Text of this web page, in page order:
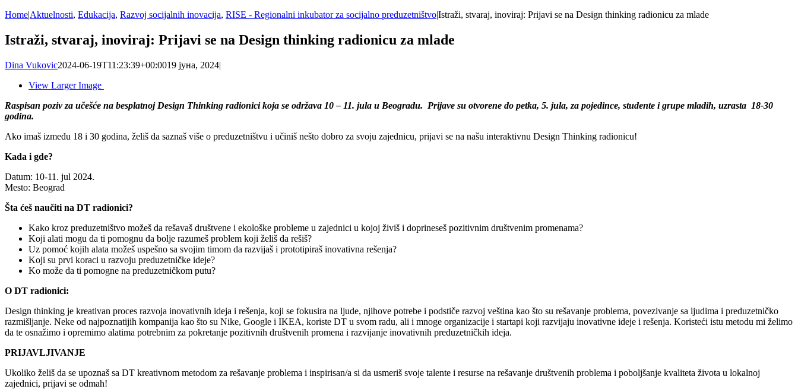
Home|Aktuelnosti, Edukacija, Razvoj socijalnih inovacija, RISE - Regionalni inkubator za socijalno preduzetništvo|Istraži, stvaraj, inoviraj: Prijavi se na Design thinking radionicu za mlade
Istraži, stvaraj, inoviraj: Prijavi se na Design thinking radionicu za mlade
Dina Vukovic2024-06-19T11:23:39+00:0019 јуна, 2024|
View Larger Image
Raspisan poziv za učešće na besplatnoj Design Thinking radionici koja se održava 10 – 11. jula u Beogradu. Prijave su otvorene do petka, 5. jula, za pojedince, studente i grupe mladih, uzrasta 18-30
godina.
Ako imaš između 18 i 30 godina, želiš da saznaš više o preduzetništvu i učiniš nešto dobro za svoju zajednicu, prijavi se na našu interaktivnu Design Thinking radionicu!
Kada i gde?
Datum: 10-11. jul 2024.
Mesto: Beograd
Šta ćeš naučiti na DT radionici?
Kako kroz preduzetništvo možeš da rešavaš društvene i ekološke probleme u zajednici u kojoj živiš i doprineseš pozitivnim društvenim promenama?
Koji alati mogu da ti pomognu da bolje razumeš problem koji želiš da rešiš?
Uz pomoć kojih alata možeš uspešno sa svojim timom da razvijaš i prototipiraš inovativna rešenja?
Koji su prvi koraci u razvoju preduzetničke ideje?
Ko može da ti pomogne na preduzetničkom putu?
O DT radionici:
Design thinking je kreativan proces razvoja inovativnih ideja i rešenja, koji se fokusira na ljude, njihove potrebe i podstiče razvoj veština kao što su rešavanje problema, povezivanje sa ljudima i preduzetničko
razmišljanje. Neke od najpoznatijih kompanija kao što su Nike, Google i IKEA, koriste DT u svom radu, ali i mnoge organizacije i startapi koji razvijaju inovativne ideje i rešenja. Koristeći istu metodu mi želimo
da te osnažimo i opremimo alatima potrebnim za pokretanje pozitivnih društvenih promena i razvijanje inovativnih preduzetničkih ideja.
PRIJAVLJIVANJE
Ukoliko želiš da se upoznaš sa DT kreativnom metodom za rešavanje problema i inspirisan/a si da usmeriš svoje talente i resurse na rešavanje društvenih problema i poboljšanje kvaliteta života u lokalnoj
zajednici, prijavi se odmah!